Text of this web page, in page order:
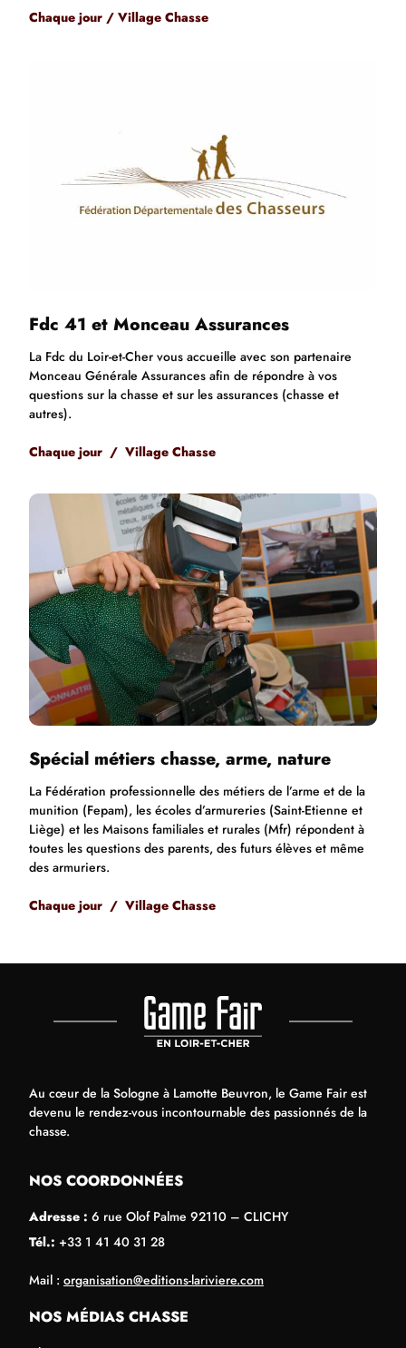
Chaque jour / Village Chasse
Fdc 41 et Monceau Assurances
La Fdc du Loir-et-Cher vous accueille avec son partenaire
Monceau Générale Assurances afin de répondre à vos
questions sur la chasse et sur les assurances (chasse et
autres).
Chaque jour / Village Chasse
Spécial métiers chasse, arme, nature
La Fédération professionnelle des métiers de l’arme et de la
munition (Fepam), les écoles d’armureries (Saint-Etienne et
Liège) et les Maisons familiales et rurales (Mfr) répondent à
toutes les questions des parents, des futurs élèves et même
des armuriers.
Chaque jour / Village Chasse
Au cœur de la Sologne à Lamotte Beuvron, le Game Fair est
devenu le rendez-vous incontournable des passionnés de la
chasse.
NOS COORDONNÉES
Adresse : 6 rue Olof Palme 92110 – CLICHY
Tél.: +33 1 41 40 31 28
Mail : organisation@editions-lariviere.com
NOS MÉDIAS CHASSE